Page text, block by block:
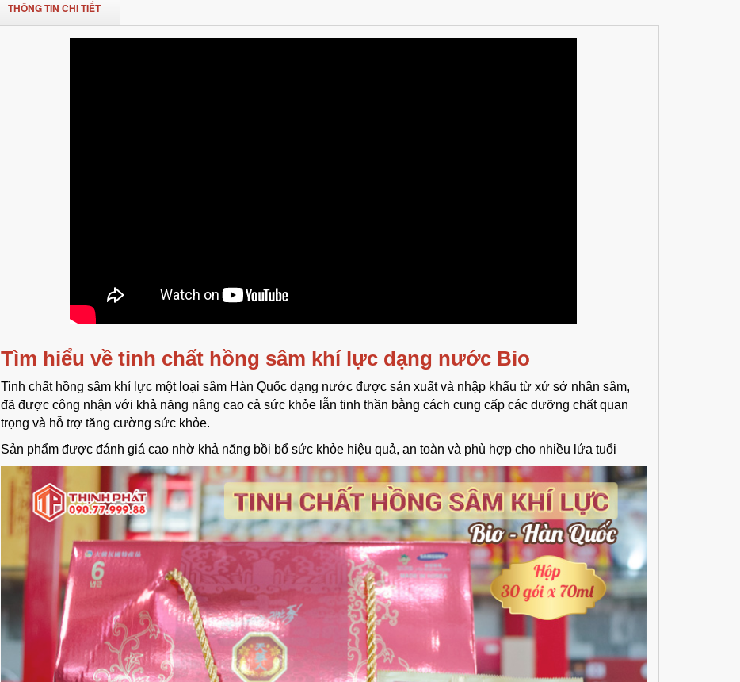
THÔNG TIN CHI TIẾT
Tìm hiểu về tinh chất hồng sâm khí lực dạng nước Bio
Tinh chất hồng sâm khí lựcmột loại sâm Hàn Quốc dạng nước được sản xuất và nhập khẩu từ xứ sở nhân sâm,
đã được công nhận với khả năng nâng cao cả sức khỏe lẫn tinh thần bằng cách cung cấp các dưỡng chất quan
trọng và hỗ trợ tăng cường sức khỏe.
Sản phẩm được đánh giá cao nhờ khả năng bồi bổ sức khỏe hiệu quả, an toàn và phù hợp cho nhiều lứa tuổi